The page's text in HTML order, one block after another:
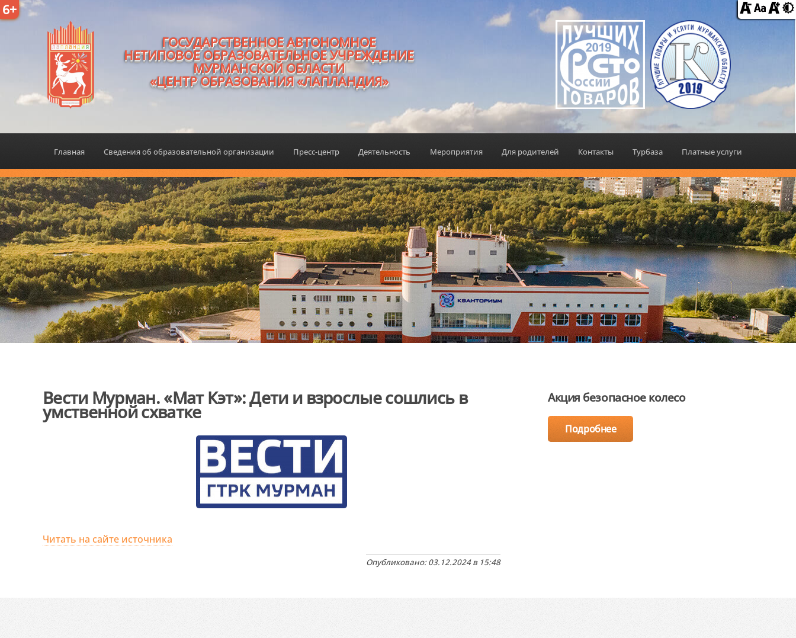
6+
ГОСУДАРСТВЕННОЕ АВТОНОМНОЕ
НЕТИПОВОЕ ОБРАЗОВАТЕЛЬНОЕ УЧРЕЖДЕНИЕ
МУРМАНСКОЙ ОБЛАСТИ
«ЦЕНТР ОБРАЗОВАНИЯ «ЛАПЛАНДИЯ»
Главная Сведения об образовательной организации Пресс-центр Деятельность Мероприятия Для родителей Контакты Турбаза Платные услуги
Вести Мурман. «Мат Кэт»: Дети и взрослые сошлись в
умственной схватке
Читать на сайте источника
Опубликовано: 03.12.2024 в 15:48
Акция безопасное колесо
Подробнее